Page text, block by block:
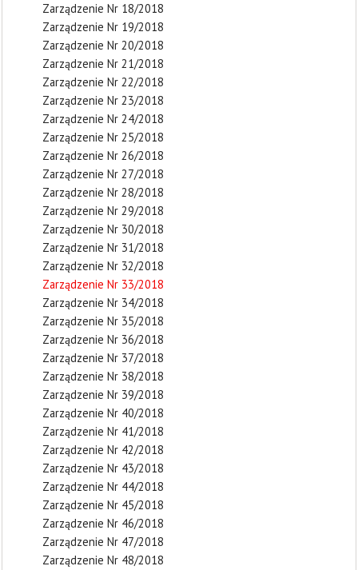
Zarządzenie Nr 18/2018
Zarządzenie Nr 19/2018
Zarządzenie Nr 20/2018
Zarządzenie Nr 21/2018
Zarządzenie Nr 22/2018
Zarządzenie Nr 23/2018
Zarządzenie Nr 24/2018
Zarządzenie Nr 25/2018
Zarządzenie Nr 26/2018
Zarządzenie Nr 27/2018
Zarządzenie Nr 28/2018
Zarządzenie Nr 29/2018
Zarządzenie Nr 30/2018
Zarządzenie Nr 31/2018
Zarządzenie Nr 32/2018
Zarządzenie Nr 33/2018
Zarządzenie Nr 34/2018
Zarządzenie Nr 35/2018
Zarządzenie Nr 36/2018
Zarządzenie Nr 37/2018
Zarządzenie Nr 38/2018
Zarządzenie Nr 39/2018
Zarządzenie Nr 40/2018
Zarządzenie Nr 41/2018
Zarządzenie Nr 42/2018
Zarządzenie Nr 43/2018
Zarządzenie Nr 44/2018
Zarządzenie Nr 45/2018
Zarządzenie Nr 46/2018
Zarządzenie Nr 47/2018
Zarządzenie Nr 48/2018